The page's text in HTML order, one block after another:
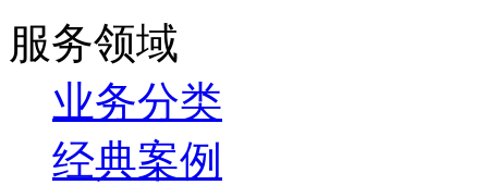
服务领域
业务分类
经典案例